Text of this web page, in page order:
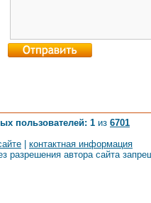
пользователей: 1 из 6701
контактная информация
разрешения автора сайта